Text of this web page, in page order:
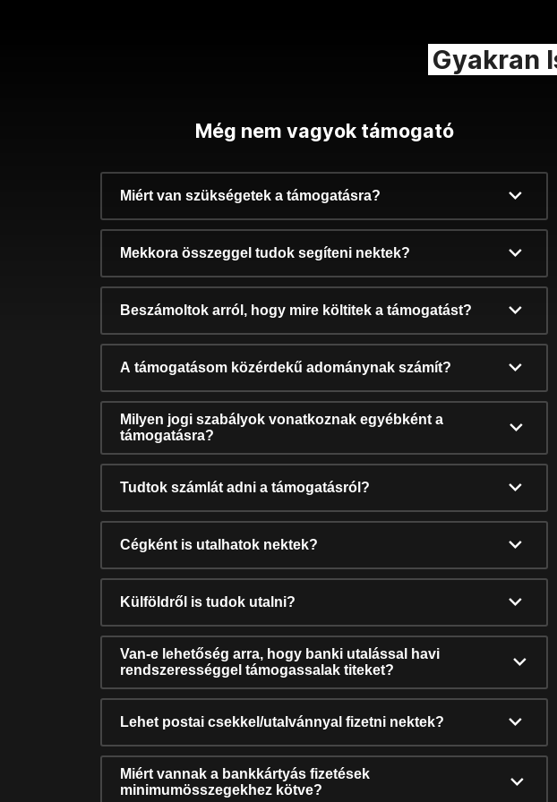
Gyakran
Még nem vagyok támogató
Miért van szükségetek a támogatásra?
Mekkora összeggel tudok segíteni nektek?
Beszámoltok arról, hogy mire költitek a támogatást?
A támogatásom közérdekű adománynak számít?
Milyen jogi szabályok vonatkoznak egyébként a
támogatásra?
Tudtok számlát adni a támogatásról?
Cégként is utalhatok nektek?
Külföldről is tudok utalni?
Van-e lehetőség arra, hogy banki utalással havi
rendszerességgel támogassalak titeket?
Lehet postai csekkel/utalvánnyal fizetni nektek?
Miért vannak a bankkártyás fizetések
minimumösszegekhez kötve?